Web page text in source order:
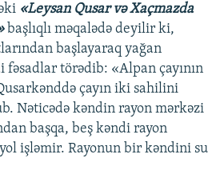
«Leysan Qusar və Xaçmazda
başlıqlı məqalədə deyilir ki,
başlayaraq yağan
fəsadlar törədib: «Alpan çayının
çayın iki sahilini
Nəticədə kəndin rayon mərkəzi
başqa, beş kəndi rayon
işləmir. Rayonun bir kəndini su